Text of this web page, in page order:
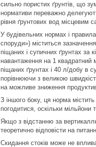
сильно пористих ґрунтів, що
нормативи переважно
рівня ґрунтових вод місцевим
У будівельних нормах і
споруди») міститься
піщаних і супичних ґрунтах за
навантаження на 1 квадратний
піщаних ґрунтах і 40 л/добу в
порівнюючи з великою
на можливе зниження
З іншого боку, ця норма
погодитися, оскільки мільйони
Якщо з відстанню за
теоретично відповісти на
Скидання стоків може не